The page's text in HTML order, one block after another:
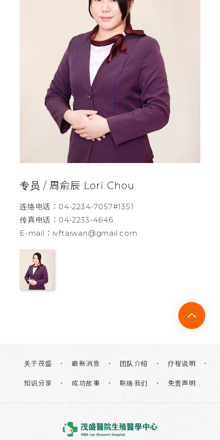
专员 / 周俞辰 Lori Chou
连络电话：04-2234-7057#1351
传真电话：04-2233-4646
E-mail：ivftaiwan@gmail.com
关于茂盛 最新消息 团队介绍 疗程说明
知识分享 成功故事 联络我们 免责声明